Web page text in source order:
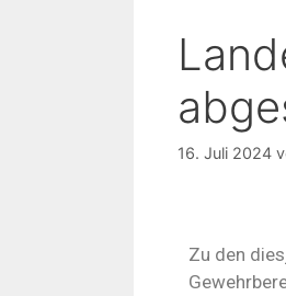
16. Juli 2024
Zu den